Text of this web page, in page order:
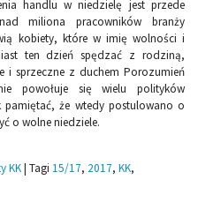
handlu w niedzielę jest przede
miliona pracowników branży
kobiety, które w imię wolności i
ten dzień spędzać z rodziną,
i sprzeczne z duchem Porozumień
powołuje się wielu polityków
pamiętać, że wtedy postulowano o
o wolne niedziele.
KK| Tagi 15/17, 2017, KK,